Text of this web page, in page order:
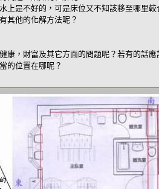
上是不好的，可是床位又不知該移至哪里
其他的化解方法呢？
康，財富及其它方面的問題呢？若有的話應
的位置在哪呢？